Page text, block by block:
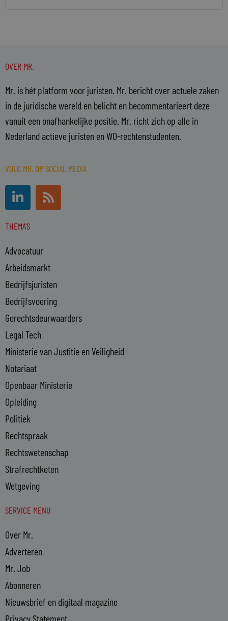
OVER MR.
Mr. is hét platform voor juristen. Mr. bericht over actuele zaken
in de juridische wereld en belicht en becommentarieert deze
vanuit een onafhankelijke positie. Mr. richt zich op alle in
Nederland actieve juristen en WO-rechtenstudenten.
VOLG MR. OP SOCIAL MEDIA
L
i
n
k
d
i
n
-
i
n
R
s
s
THEMA'S
Advocatuur
Arbeidsmarkt
Bedrijfsjuristen
Bedrijfsvoering
Gerechtsdeurwaarders
Legal Tech
Ministerie van Justitie en Veiligheid
Notariaat
Openbaar Ministerie
Opleiding
Politiek
Rechtspraak
Rechtswetenschap
Strafrechtketen
Wetgeving
SERVICE MENU
Over Mr.
Adverteren
Mr. Job
Abonneren
Nieuwsbrief en digitaal magazine
Privacy Statement